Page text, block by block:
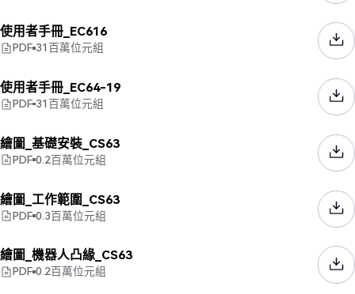
使用者手冊_EC616
PDF 31百萬位元組
使用者手冊_EC64-19
PDF 31百萬位元組
繪圖_基礎安裝_CS63
PDF 0.2百萬位元組
繪圖_工作範圍_CS63
PDF 0.3百萬位元組
繪圖_機器人凸緣_CS63
PDF 0.2百萬位元組